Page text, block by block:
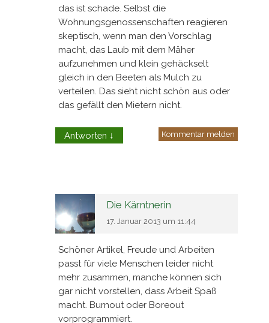
das ist schade. Selbst die
Wohnungsgenossenschaften reagieren
skeptisch, wenn man den Vorschlag
macht, das Laub mit dem Mäher
aufzunehmen und klein gehäckselt
gleich in den Beeten als Mulch zu
verteilen. Das sieht nicht schön aus oder
das gefällt den Mietern nicht.
Antworten ↓ Kommentar melden
Die Kärntnerin
17. Januar 2013 um 11:44
Schöner Artikel, Freude und Arbeiten
passt für viele Menschen leider nicht
mehr zusammen, manche können sich
gar nicht vorstellen, dass Arbeit Spaß
macht. Burnout oder Boreout
vorprogrammiert.